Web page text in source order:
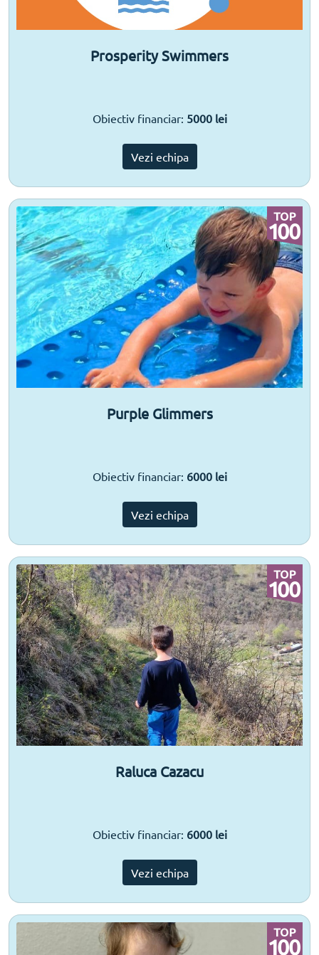
Prosperity Swimmers
Obiectiv financiar: 5000 lei
Vezi echipa
Purple Glimmers
Obiectiv financiar: 6000 lei
Vezi echipa
Raluca Cazacu
Obiectiv financiar: 6000 lei
Vezi echipa